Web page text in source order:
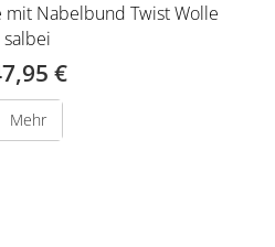
mit Nabelbund Twist Wolle
salbei
€
Mehr